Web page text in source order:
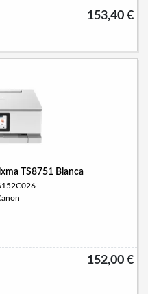
153,40 €
TS8751 Blanca
152,00 €